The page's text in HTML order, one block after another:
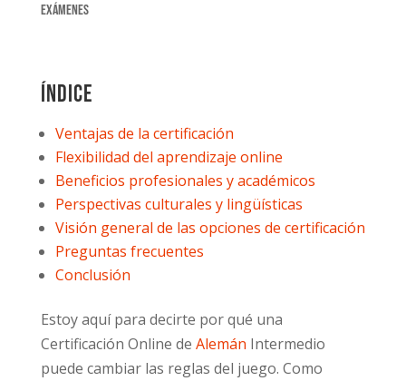
exámenes
Índice
Ventajas de la certificación
Flexibilidad del aprendizaje online
Beneficios profesionales y académicos
Perspectivas culturales y lingüísticas
Visión general de las opciones de certificación
Preguntas frecuentes
Conclusión
Estoy aquí para decirte por qué una
Certificación Online de Alemán Intermedio
puede cambiar las reglas del juego. Como